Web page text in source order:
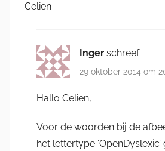
Celien
Inger schreef:
29 oktober 2014 om
Hallo Celien,
Voor de woorden bij de
het lettertype ‘OpenDyslexic’